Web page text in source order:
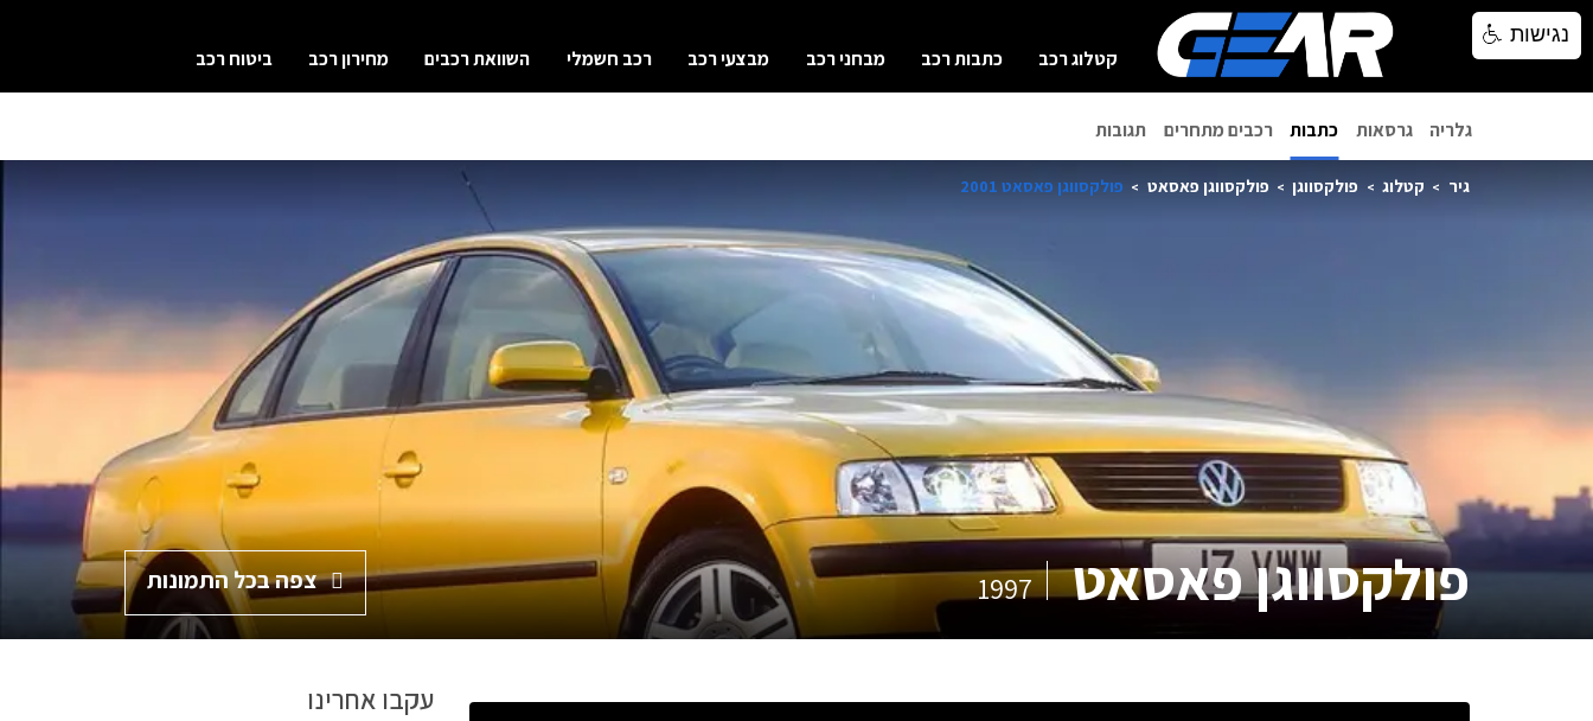
קטלוג רכב כתבות רכב מבחני רכב מבצעי רכב רכב חשמלי השוואת רכבים מחירון רכב ביטוח רכב
גלריה גרסאות כתבות רכבים מתחרים תגובות
גיר קטלוג פולקסווגן פולקסווגן פאסאט פולקסווגן פאסאט 2001
פולקסווגן פאסאט 1997 צפה בכל התמונות
עקבו אחרינו
נגישות
נגישות